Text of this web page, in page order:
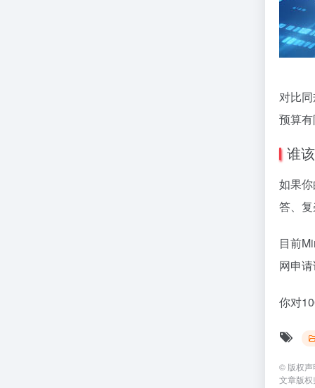
对比
预算
谁
如果
答、
目前
网申
你对
© 版权声
文章版